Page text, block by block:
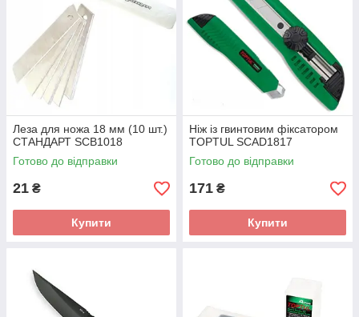
Леза для ножа 18 мм (10 шт.)
СТАНДАРТ SCB1018
Готово до відправки
21 ₴
Купити
Ніж із гвинтовим фіксатором
TOPTUL SCAD1817
Готово до відправки
171 ₴
Купити